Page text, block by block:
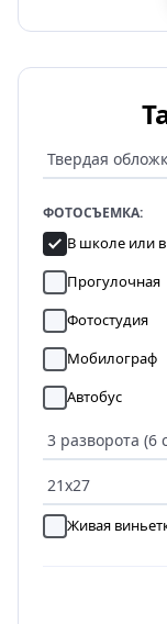
ФОТОСЪЕМКА:
В школе или
Прогулочная
Фотостудия
Мобилограф
Автобус
Живая